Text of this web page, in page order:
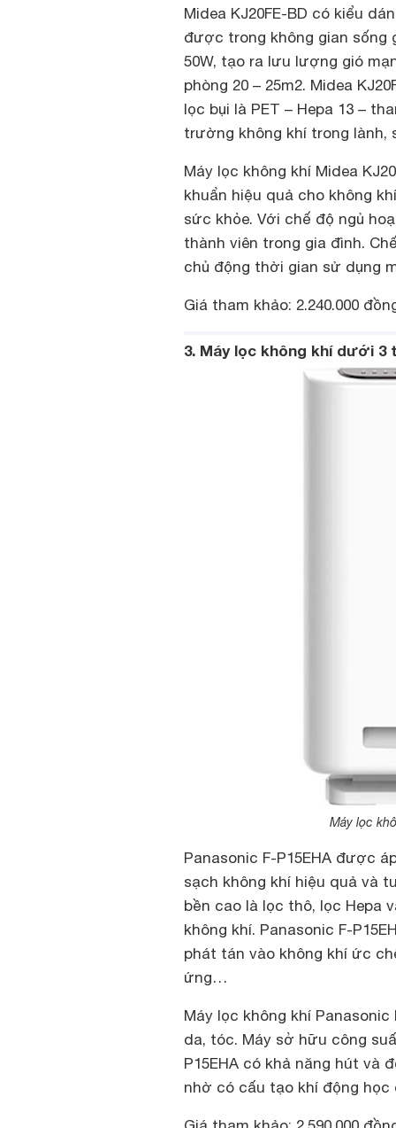
Midea KJ20FE-BD có kiểu
được trong không gian sống
50W, tạo ra lưu lượng gió
phòng 20 – 25m2. Midea
lọc bụi là PET – Hepa 13 –
trường không khí trong lành,
Máy lọc không khí Midea
khuẩn hiệu quả cho không
sức khỏe. Với chế độ ngủ
thành viên trong gia đình.
chủ động thời gian sử dụng
Giá tham khảo: 2.240.000
3. Máy lọc không khí dưới 3
Máy lọc
Panasonic F-P15EHA được
sạch không khí hiệu quả và
bền cao là lọc thô, lọc Hepa
không khí. Panasonic F-
phát tán vào không khí ức
ứng…
Máy lọc không khí
da, tóc. Máy sở hữu công
P15EHA có khả năng hút và
nhờ có cấu tạo khí động học